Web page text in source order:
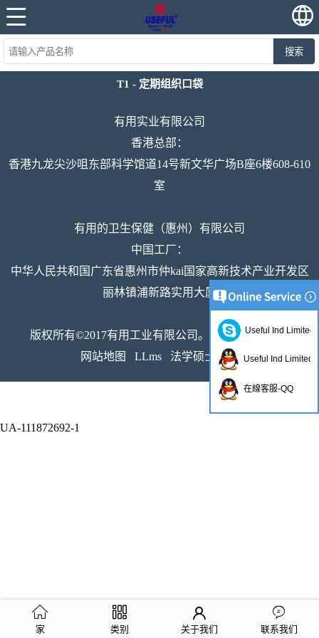
搜索
T1 - 定期组织口袋
有用实业有限公司
香港总部：
香港九龙尖沙咀东部科学馆道14号新文华广场B座6楼608-610
室
有用的卫生保健（惠州）有限公司
中国工厂：
中华人民共和国广东省惠州市仲kai国家高新技术产业开发区
丽林镇浦新路实用大厦
版权所有©2017有用工业有限公司。保留所有权利。
网站地图
LLms 法学硕士完整
UA-111872692-1
家 类别 关于我们 联系我们
Useful Ind Limited
Useful Ind Limited
在線客服-QQ